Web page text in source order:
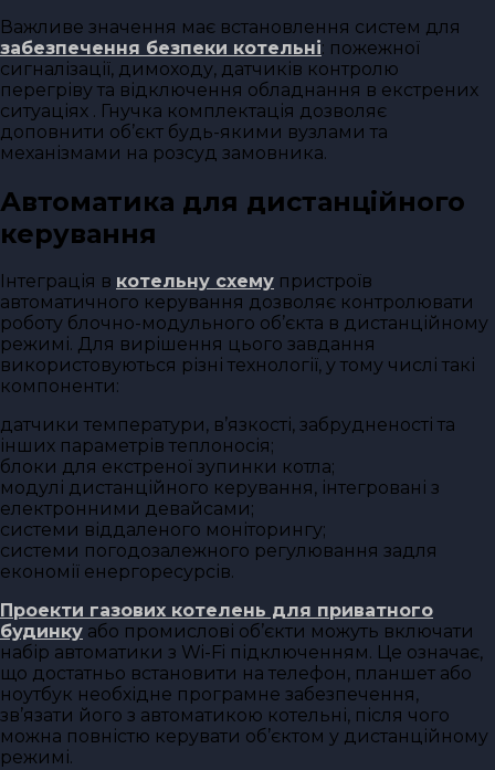
Важливе значення має встановлення систем для
забезпечення безпеки котельні: пожежної
сигналізації, димоходу, датчиків контролю
перегріву та відключення обладнання в екстрених
ситуаціях . Гнучка комплектація дозволяє
доповнити об’єкт будь-якими вузлами та
механізмами на розсуд замовника.
Автоматика для дистанційного
керування
Інтеграція в котельну схему пристроїв
автоматичного керування дозволяє контролювати
роботу блочно-модульного об’єкта в дистанційному
режимі. Для вирішення цього завдання
використовуються різні технології, у тому числі такі
компоненти:
датчики температури, в’язкості, забрудненості та
інших параметрів теплоносія;
блоки для екстреної зупинки котла;
модулі дистанційного керування, інтегровані з
електронними девайсами;
системи віддаленого моніторингу;
системи погодозалежного регулювання задля
економії енергоресурсів.
Проекти газових котелень для приватного
будинку або промислові об’єкти можуть включати
набір автоматики з Wi-Fi підключенням. Це означає,
що достатньо встановити на телефон, планшет або
ноутбук необхідне програмне забезпечення,
зв’язати його з автоматикою котельні, після чого
можна повністю керувати об’єктом у дистанційному
режимі.